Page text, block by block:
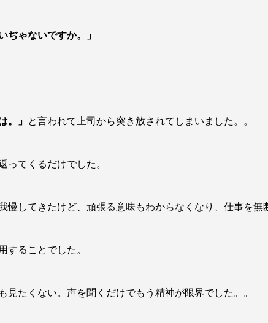
ぢゃないですか。」
。」 と言われて上司から突き放されてしまいました。。
ってくるだけでした。
慢してきたけど、頑張る意味もわからなくなり、仕事を無
することでした。
見たくない。声を聞くだけでもう精神が限界でした。。